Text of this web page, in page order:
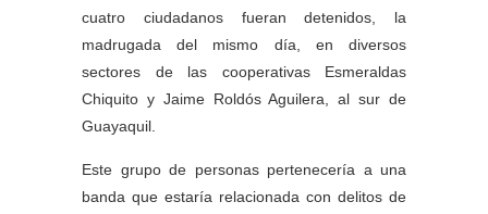
cuatro ciudadanos fueran detenidos, la
madrugada del mismo día, en diversos
sectores de las cooperativas Esmeraldas
Chiquito y Jaime Roldós Aguilera, al sur de
Guayaquil.
Este grupo de personas pertenecería a una
banda que estaría relacionada con delitos de